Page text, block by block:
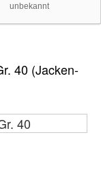
unbekannt
40 (Jacken-